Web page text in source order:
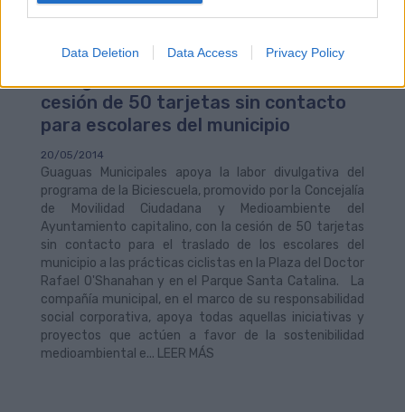
Data Deletion Data Access Privacy Policy
y Obelisco) y en las estaciones de... LEER MÁS
Guaguas Municipales apoya la labor
cesión de 50 tarjetas sin contacto
para escolares del municipio
20/05/2014
Guaguas Municipales apoya la labor divulgativa del
programa de la Biciescuela, promovido por la Concejalía
de Movilidad Ciudadana y Medioambiente del
Ayuntamiento capitalino, con la cesión de 50 tarjetas
sin contacto para el traslado de los escolares del
municipio a las prácticas ciclistas en la Plaza del Doctor
Rafael O'Shanahan y en el Parque Santa Catalina. La
compañía municipal, en el marco de su responsabilidad
social corporativa, apoya todas aquellas iniciativas y
proyectos que actúen a favor de la sostenibilidad
medioambiental e... LEER MÁS